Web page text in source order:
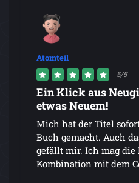
Atomteil
5/5
Ein Klick aus
etwas Neuem!
Mich hat der Titel
Buch gemacht. Auch
gefällt mir. Ich mag
Kombination mit dem